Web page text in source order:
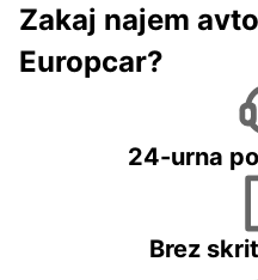
Zakaj najem
Europcar?
24-urna
Brez